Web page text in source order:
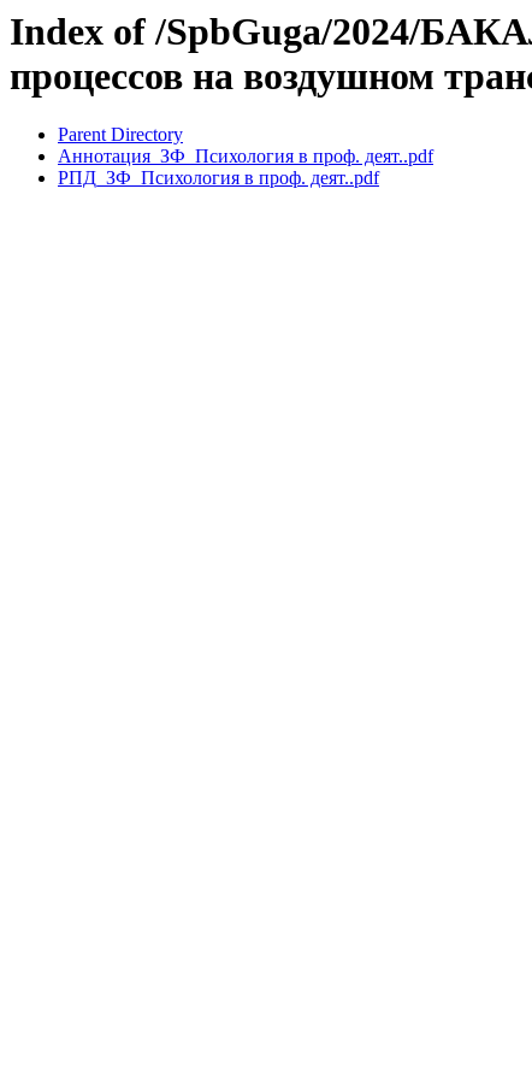
Index of /SpbGuga/2024/
процессов на воздушном
Parent Directory
Аннотация_ЗФ_Психология в проф. деят..pdf
РПД_ЗФ_Психология в проф. деят..pdf